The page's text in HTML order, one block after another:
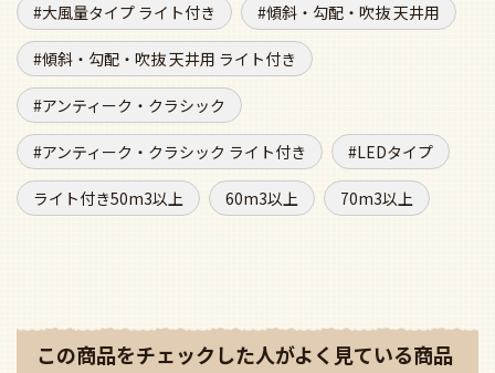
大風量タイプ ライト付き 傾斜・勾配・吹抜 天井用
傾斜・勾配・吹抜 天井用 ライト付き
アンティーク・クラシック
アンティーク・クラシック ライト付き LEDタイプ
ライト付き50m3以上 60m3以上 70m3以上
この商品をチェックした人がよく見ている商品